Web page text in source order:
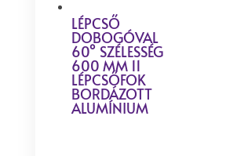
LÉPCSŐ
DOBOGÓVAL
60° SZÉLESSÉG
600 MM 11
LÉPCSŐFOK
BORDÁZOTT
ALUMÍNIUM